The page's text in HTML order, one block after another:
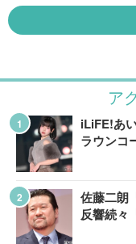
ア
iLiFE!あ
ラウンコ
佐藤二朗
反響続々